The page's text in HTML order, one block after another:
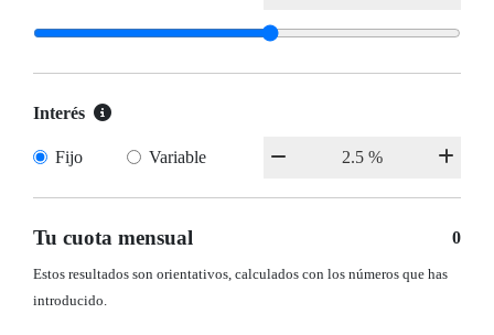
Interés
Fijo Variable
Tu cuota mensual 0
Estos resultados son orientativos, calculados con los números que has
introducido.